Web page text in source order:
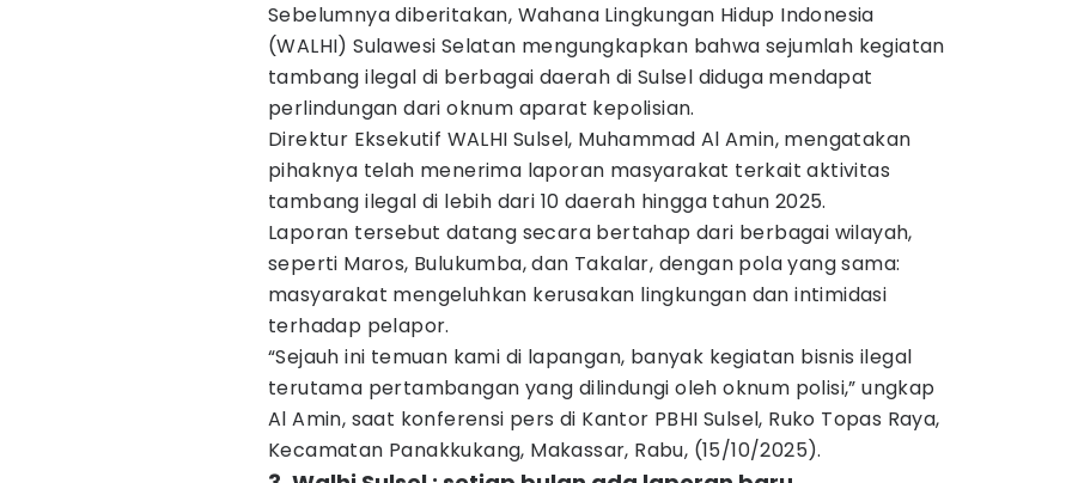
Sebelumnya diberitakan, Wahana Lingkungan Hidup Indonesia
(WALHI) Sulawesi Selatan mengungkapkan bahwa sejumlah kegiatan
tambang ilegal di berbagai daerah di Sulsel diduga mendapat
perlindungan dari oknum aparat kepolisian.
Direktur Eksekutif WALHI Sulsel, Muhammad Al Amin, mengatakan
pihaknya telah menerima laporan masyarakat terkait aktivitas
tambang ilegal di lebih dari 10 daerah hingga tahun 2025.
Laporan tersebut datang secara bertahap dari berbagai wilayah,
seperti Maros, Bulukumba, dan Takalar, dengan pola yang sama:
masyarakat mengeluhkan kerusakan lingkungan dan intimidasi
terhadap pelapor.
“Sejauh ini temuan kami di lapangan, banyak kegiatan bisnis ilegal
terutama pertambangan yang dilindungi oleh oknum polisi,” ungkap
Al Amin, saat konferensi pers di Kantor PBHI Sulsel, Ruko Topas Raya,
Kecamatan Panakkukang, Makassar, Rabu, (15/10/2025).